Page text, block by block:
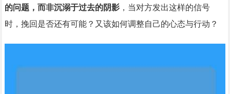
的问题，而非沉溺于过去的阴影，当对方发出这样的信号
时，挽回是否还有可能？又该如何调整自己的心态与行动？